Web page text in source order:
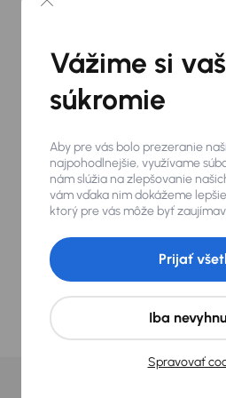
Predaj vozidiel
Vyberte si z ponuky, máme
vozidiel s odpočtom DPH
1 000 úžitkových vozidiel
Máme k dispozícii vozidlá
všetkých veľkostí a značiek
k odberu
Navyše pre každého
balíček výhod zadarmo
Náš tím
Vážime si
súkromie
Aby pre vás bolo prezeranie
najpohodlnejšie, využívame
nám slúžia na zlepšovanie
vám vďaka nim dokážeme
ktorý pre vás môže byť
Spravovať
Iba
Prijať